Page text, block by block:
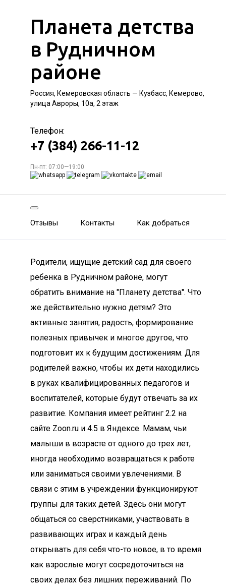
Планета детства
в Рудничном
районе
Россия, Кемеровская область — Кузбасс, Кемерово,
улица Авроры, 10а, 2 этаж
Телефон:
+7 (384) 266-11-12
Пн-пт: 07:00—19:00
Отзывы Контакты Как добраться
Родители, ищущие детский сад для своего
ребенка в Рудничном районе, могут
обратить внимание на "Планету детства". Что
же действительно нужно детям? Это
активные занятия, радость, формирование
полезных привычек и многое другое, что
подготовит их к будущим достижениям. Для
родителей важно, чтобы их дети находились
в руках квалифицированных педагогов и
воспитателей, которые будут отвечать за их
развитие. Компания имеет рейтинг 2.2 на
сайте Zoon.ru и 4.5 в Яндексе. Мамам, чьи
малыши в возрасте от одного до трех лет,
иногда необходимо возвращаться к работе
или заниматься своими увлечениями. В
связи с этим в учреждении функционируют
группы для таких детей. Здесь они могут
общаться со сверстниками, участвовать в
развивающих играх и каждый день
открывать для себя что-то новое, в то время
как взрослые могут сосредоточиться на
своих делах без лишних переживаний. По